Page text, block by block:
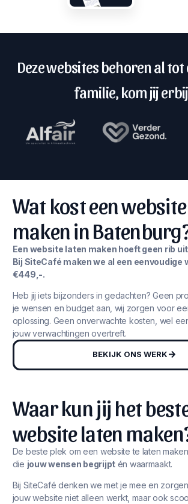
Deze websites behoren al tot
familie, kom jij
Wat kost een
maken in
Een website laten maken hoeft geen rib
Bij SiteCafé maken we al een eenvoudige
€449,-.
Heb jij iets bijzonders in gedachten? Geen
je wensen en budget aan, wij zorgen voor
oplossing. Geen onverwachte kosten, wel
jouw verwachtingen overtreft.
BEKIJK ONS WERK
Waar kun jij het
website laten
De beste plek om een website te laten
die jouw wensen begrijpt én waarmaakt.
Bij SiteCafé denken we met je mee en
jouw website niet alleen werkt, maar ook